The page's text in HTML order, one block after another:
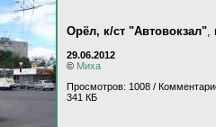
Орёл, к/ст "Автовокзал"
29.06.2012
© Миха
Просмотров: 1008 /
341 КБ